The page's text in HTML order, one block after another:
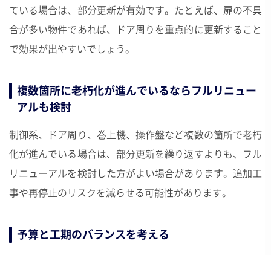
ている場合は、部分更新が有効です。たとえば、扉の不具
合が多い物件であれば、ドア周りを重点的に更新すること
で効果が出やすいでしょう。
複数箇所に老朽化が進んでいるならフルリニュー
アルも検討
制御系、ドア周り、巻上機、操作盤など複数の箇所で老朽
化が進んでいる場合は、部分更新を繰り返すよりも、フル
リニューアルを検討した方がよい場合があります。追加工
事や再停止のリスクを減らせる可能性があります。
予算と工期のバランスを考える